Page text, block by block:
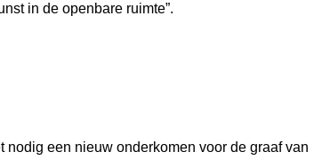
in de openbare ruimte”.
een nieuw onderkomen voor de graaf van